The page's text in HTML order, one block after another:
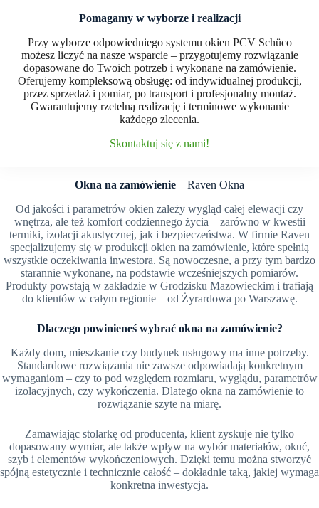
Pomagamy w wyborze i realizacji
Przy wyborze odpowiedniego systemu okien PCV Schüco
możesz liczyć na nasze wsparcie – przygotujemy rozwiązanie
dopasowane do Twoich potrzeb i wykonane na zamówienie.
Oferujemy kompleksową obsługę: od indywidualnej produkcji,
przez sprzedaż i pomiar, po transport i profesjonalny montaż.
Gwarantujemy rzetelną realizację i terminowe wykonanie
każdego zlecenia.
Skontaktuj się z nami!
Okna na zamówienie – Raven Okna
Od jakości i parametrów okien zależy wygląd całej elewacji czy
wnętrza, ale też komfort codziennego życia – zarówno w kwestii
termiki, izolacji akustycznej, jak i bezpieczeństwa. W firmie Raven
specjalizujemy się w produkcji okien na zamówienie, które spełnią
wszystkie oczekiwania inwestora. Są nowoczesne, a przy tym bardzo
starannie wykonane, na podstawie wcześniejszych pomiarów.
Produkty powstają w zakładzie w Grodzisku Mazowieckim i trafiają
do klientów w całym regionie – od Żyrardowa po Warszawę.
Dlaczego powinieneś wybrać okna na zamówienie?
Każdy dom, mieszkanie czy budynek usługowy ma inne potrzeby.
Standardowe rozwiązania nie zawsze odpowiadają konkretnym
wymaganiom – czy to pod względem rozmiaru, wyglądu, parametrów
izolacyjnych, czy wykończenia. Dlatego okna na zamówienie to
rozwiązanie szyte na miarę.
Zamawiając stolarkę od producenta, klient zyskuje nie tylko
dopasowany wymiar, ale także wpływ na wybór materiałów, okuć,
szyb i elementów wykończeniowych. Dzięki temu można stworzyć
spójną estetycznie i technicznie całość – dokładnie taką, jakiej wymaga
konkretna inwestycja.